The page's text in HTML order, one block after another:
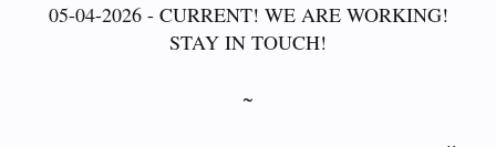
05-04-2026 - CURRENT! WE ARE WORKING!
STAY IN TOUCH!
~